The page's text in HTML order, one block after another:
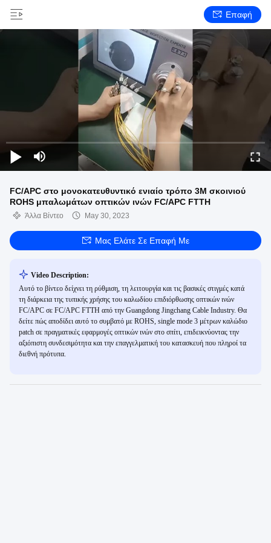
Επαφή
FC/APC στο μονοκατευθυντικό ενιαίο τρόπο 3M σκοινιού
ROHS μπαλωμάτων οπτικών ινών FC/APC FTTH
Άλλα Βίντεο May 30, 2023
Μας Ελάτε Σε Επαφή Με
Video Description:
Αυτό το βίντεο δείχνει τη ρύθμιση, τη λειτουργία και τις βασικές στιγμές κατά
τη διάρκεια της τυπικής χρήσης του καλωδίου επιδιόρθωσης οπτικών ινών
FC/APC σε FC/APC FTTH από την Guangdong Jingchang Cable Industry. Θα
δείτε πώς αποδίδει αυτό το συμβατό με ROHS, single mode 3 μέτρων καλώδιο
patch σε πραγματικές εφαρμογές οπτικών ινών στο σπίτι, επιδεικνύοντας την
αξιόπιστη συνδεσιμότητα και την επαγγελματική του κατασκευή που πληροί τα
διεθνή πρότυπα.